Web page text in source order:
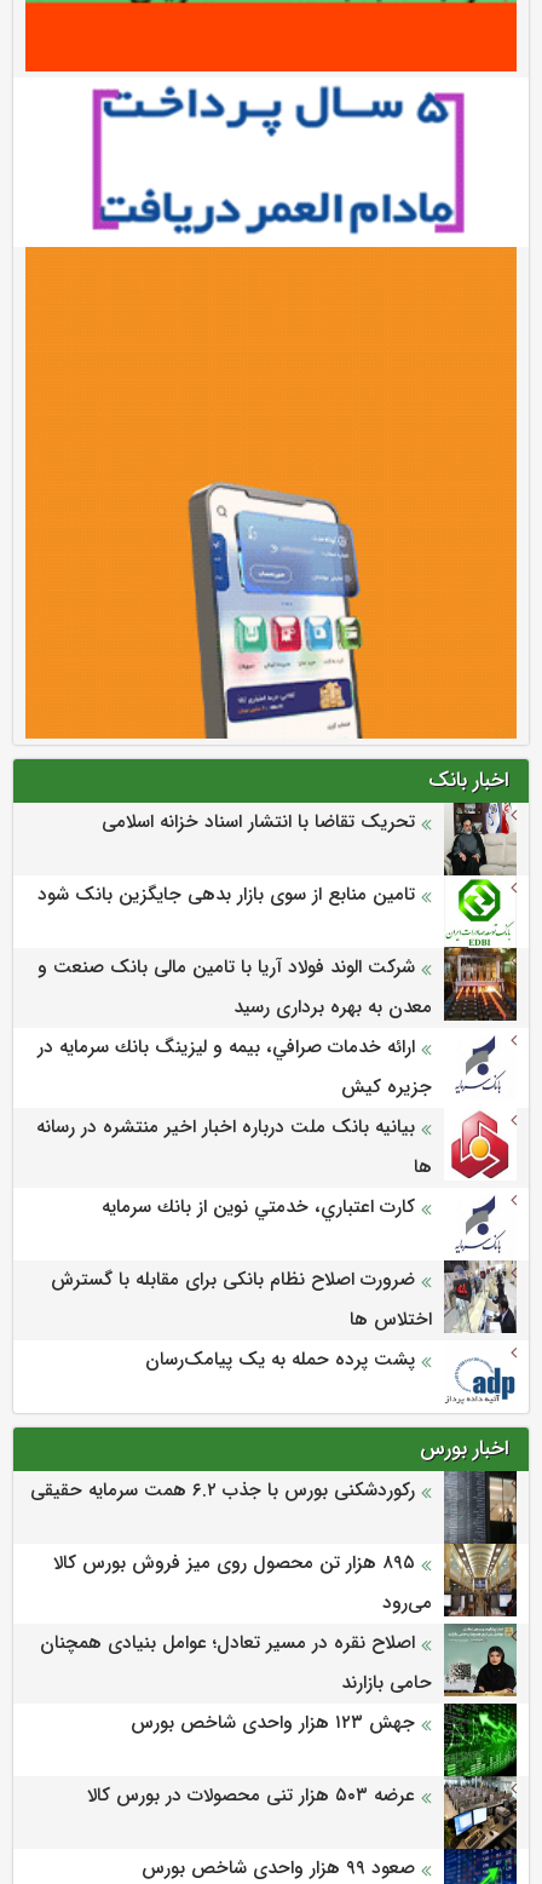
اخبار بانک
تحریک تقاضا با انتشار اسناد خزانه اسلامی
تامین منابع از سوی بازار بدهی جایگزین بانک شود
شرکت الوند فولاد آریا با تامین مالی بانک صنعت و
معدن به بهره برداری رسید
ارائه خدمات صرافي، بيمه و ليزينگ بانك سرمايه در
جزيره كيش
بیانیه بانک ملت درباره اخبار اخیر منتشره در رسانه
ها
كارت اعتباري، خدمتي نوين از بانك سرمايه
ضرورت اصلاح نظام بانکی برای مقابله با گسترش
اختلاس ها
پشت پرده حمله به یک پیامک‌رسان
اخبار بورس
رکوردشکنی بورس با جذب ۶.۲ همت سرمایه حقیقی
۸۹۵ هزار تن محصول روی میز فروش بورس کالا
می‌‌رود
اصلاح نقره در مسیر تعادل؛ عوامل بنیادی همچنان
حامی بازارند
جهش ۱۲۳ هزار واحدی شاخص بورس
عرضه ۵۰۳ هزار تنی محصولات در بورس کالا
صعود ۹۹ هزار واحدی شاخص بورس